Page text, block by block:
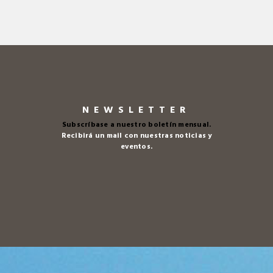
NEWSLETTER
Subscríbase a nuestro boletín mensual.
Recibirá un mail con nuestras noticias y
eventos.